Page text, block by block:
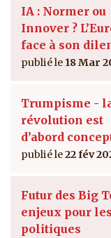
IA : Normer ou
Innover ?
face à son
18 Mar
Trumpisme -
révolution est
d’abord
22 fév
Futur des Big
enjeux pour les
politiques